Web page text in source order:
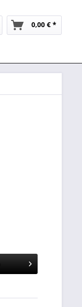
0,00 € *